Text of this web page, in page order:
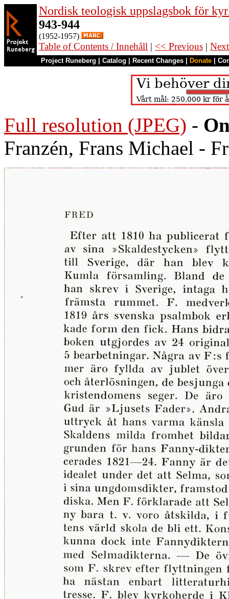
Nordisk teologisk uppslagsbok för
943-944
(1952-1957)
Table of Contents / Innehåll | << Previous |
Project Runeberg Catalog Recent Changes Donate
Full resolution (JPEG) -
Franzén, Frans Michael -